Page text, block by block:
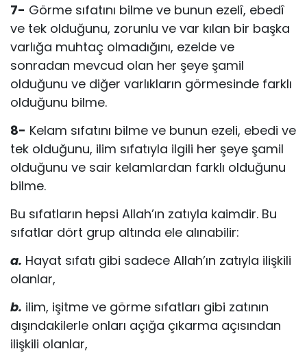
7- Görme sıfatını bilme ve bunun ezelî, ebedî
ve tek olduğunu, zorunlu ve var kılan bir başka
varlığa muhtaç olmadığını, ezelde ve
sonradan mevcud olan her şeye şamil
olduğunu ve diğer varlıkların görmesinde farklı
olduğu­nu bilme.
8- Kelam sıfatını bilme ve bunun ezeli, ebedi ve
tek olduğunu, ilim sıfatıy­la ilgili her şeye şamil
olduğunu ve sair kelamlardan farklı olduğunu
bilme.
Bu sıfatların hepsi Allah’ın zatıyla kaimdir. Bu
sıfatlar dört grup altında ele alınabilir:
a. Hayat sıfatı gibi sadece Allah’ın zatıyla ilişkili
olanlar,
b. ilim, işitme ve görme sıfatları gibi zatının
dışındakilerle onları açığa çıkarma açısından
ilişkili olanlar,